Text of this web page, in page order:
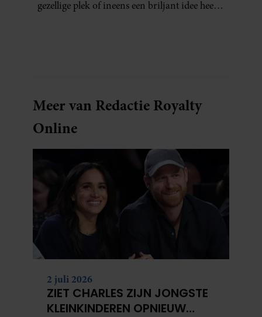
gezellige plek of ineens een briljant idee heeft
Meer van Redactie Royalty
Online
2 juli 2026
ZIET CHARLES ZIJN JONGSTE
KLEINKINDEREN OPNIEUW